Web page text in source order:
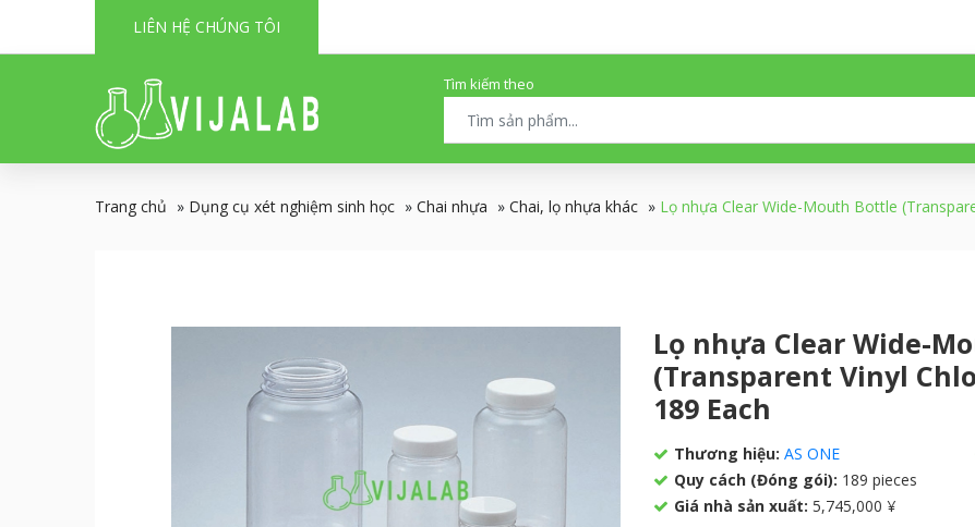
LIÊN HỆ CHÚNG TÔI
Tìm kiếm theo
Trang chủ » Dụng cụ xét nghiệm sinh học » Chai nhựa » Chai, lọ nhựa khác » Lọ nhựa Clear Wide-Mouth Bottle
Lọ nhựa Clear Wide-
(Transparent Vinyl
189 Each
Thương hiệu: AS ONE
Quy cách (Đóng gói): 189 pieces
Giá nhà sản xuất: 5,745,000 ¥